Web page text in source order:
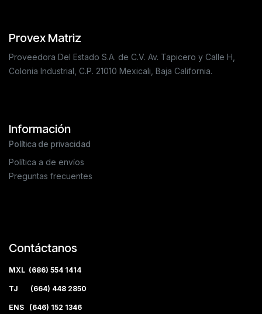
Provex Matriz
Proveedora Del Estado S.A. de C.V. Av. Tapicero y Calle H,
Colonia Industrial, C.P. 21010 Mexicali, Baja California.
Información
Política de privacidad
Política a de envíos
Preguntas frecuentes
Contáctanos
MXL (686) 554 1414
TJ (664) 448 2850
ENS (646) 152 1346